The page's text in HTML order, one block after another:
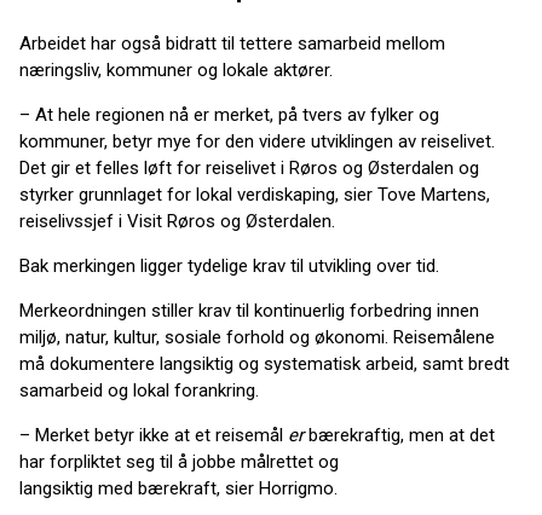
Arbeidet har også bidratt til tettere samarbeid mellom
næringsliv, kommuner og lokale aktører.
– At hele regionen nå er merket, på tvers av fylker og
kommuner, betyr mye for den videre utviklingen av reiselivet.
Det gir et felles løft for reiselivet i Røros og Østerdalen og
styrker grunnlaget for lokal verdiskaping, sier Tove Martens,
reiselivssjef i Visit Røros og Østerdalen.
Bak merkingen ligger tydelige krav til utvikling over tid.
Merkeordningen stiller krav til kontinuerlig forbedring innen
miljø, natur, kultur, sosiale forhold og økonomi. Reisemålene
må dokumentere langsiktig og systematisk arbeid, samt bredt
samarbeid og lokal forankring.
– Merket betyr ikke at et reisemål erbærekraftig, men at det
har forpliktet seg til å jobbe målrettet og
langsiktig med bærekraft, sier Horrigmo.